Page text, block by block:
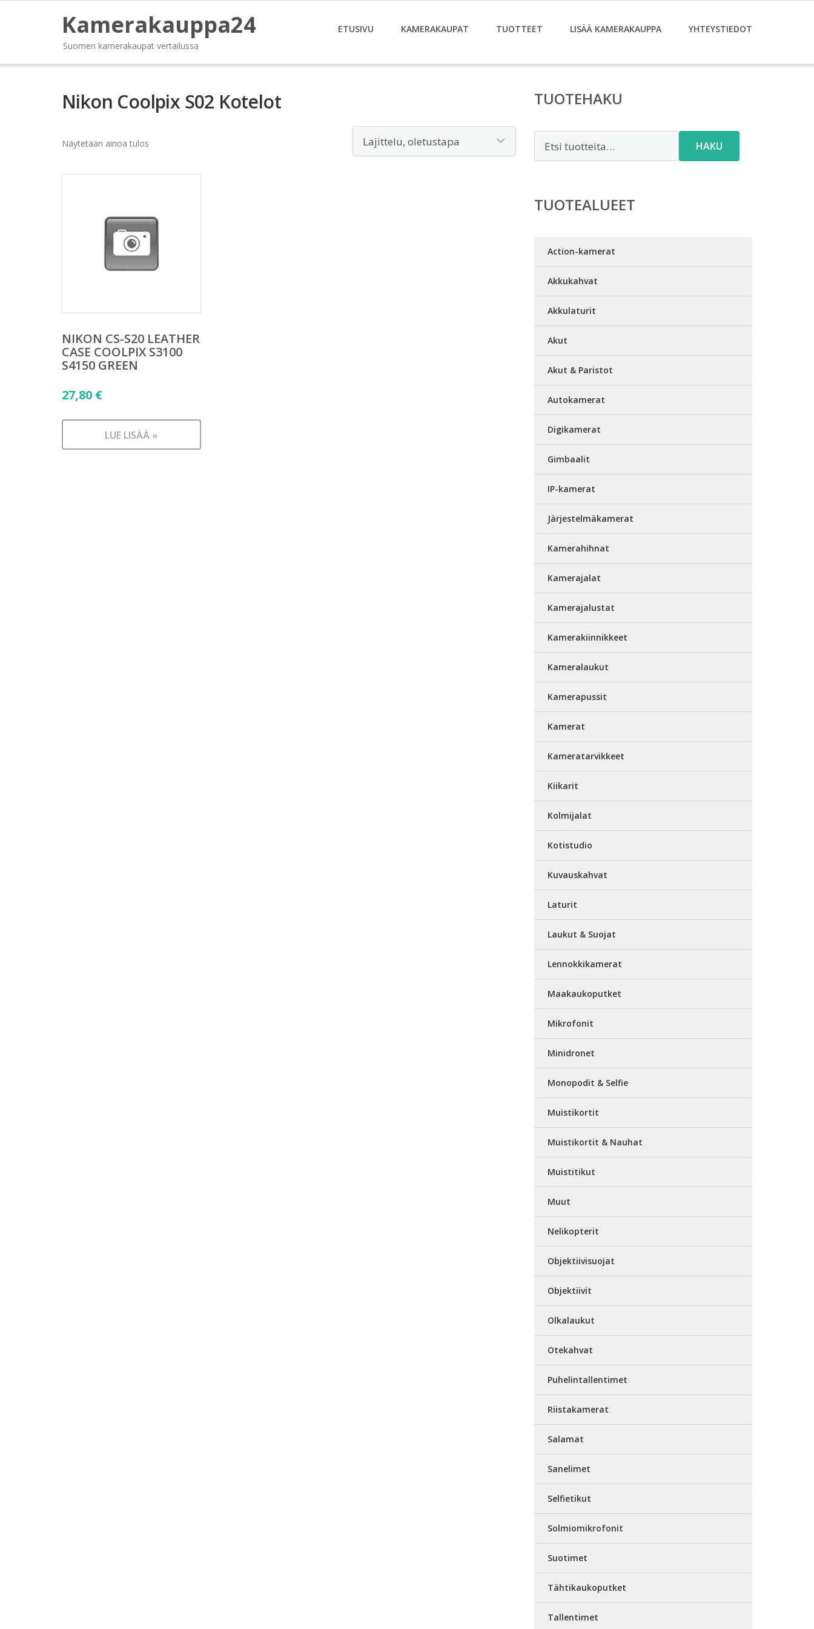
Kamerakauppa24
Suomen kamerakaupat vertailussa
ETUSIVU KAMERAKAUPAT TUOTTEET LISÄÄ KAMERAKAUPPA YHTEYSTIEDOT
Nikon Coolpix S02 Kotelot
Näytetään ainoa tulos
NIKON CS-S20 LEATHER
CASE COOLPIX S3100
S4150 GREEN
27,80 €
LUE LISÄÄ »
TUOTEHAKU
HAKU
TUOTEALUEET
Action-kamerat
Akkukahvat
Akkulaturit
Akut
Akut & Paristot
Autokamerat
Digikamerat
Gimbaalit
IP-kamerat
Järjestelmäkamerat
Kamerahihnat
Kamerajalat
Kamerajalustat
Kamerakiinnikkeet
Kameralaukut
Kamerapussit
Kamerat
Kameratarvikkeet
Kiikarit
Kolmijalat
Kotistudio
Kuvauskahvat
Laturit
Laukut & Suojat
Lennokkikamerat
Maakaukoputket
Mikrofonit
Minidronet
Monopodit & Selfie
Muistikortit
Muistikortit & Nauhat
Muistitikut
Muut
Nelikopterit
Objektiivisuojat
Objektiivit
Olkalaukut
Otekahvat
Puhelintallentimet
Riistakamerat
Salamat
Sanelimet
Selfietikut
Solmiomikrofonit
Suotimet
Tähtikaukoputket
Tallentimet